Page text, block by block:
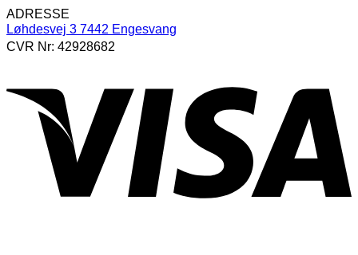
ADRESSE
Løhdesvej 3 7442 Engesvang
CVR Nr: 42928682